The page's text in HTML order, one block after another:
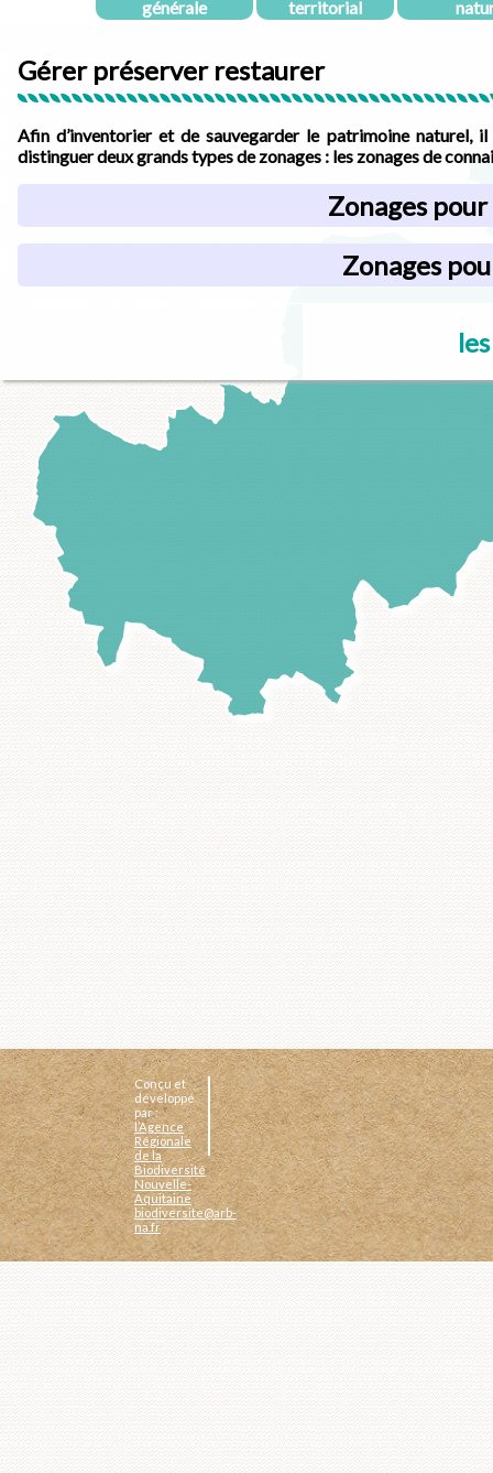
générale
territorial
Gérer préserver restaurer
Afin d’inventorier et de sauvegarder le patrimoine naturel,
distinguer deux grands types de zonages : les zonages de
Zonages
Zonages
Conçu et
développé
par :
l’Agence
Régionale
de la
Biodiversité
Nouvelle-
Aquitaine
biodiversite@arb-
na.fr